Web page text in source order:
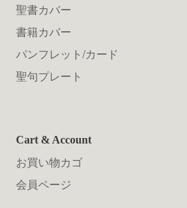
聖書カバー
書籍カバー
パンフレット/カード
聖句プレート
Cart & Account
お買い物カゴ
会員ページ